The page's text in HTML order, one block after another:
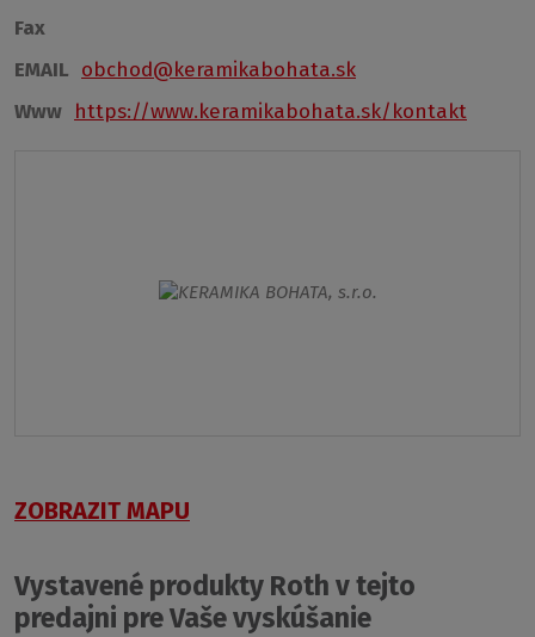
Fax
EMAIL obchod@keramikabohata.sk
Www https://www.keramikabohata.sk/kontakt
ZOBRAZIT MAPU
Vystavené produkty Roth v tejto
predajni pre Vaše vyskúšanie